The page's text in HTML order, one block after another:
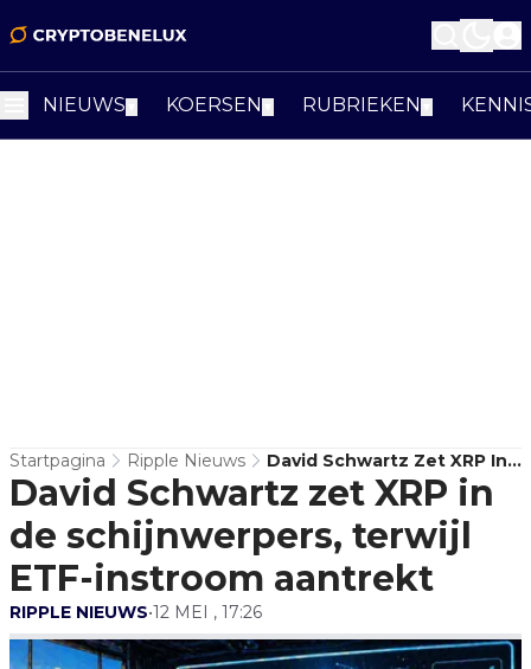
NIEUWS KOERSEN RUBRIEKEN
Startpagina Ripple Nieuws
David Schwartz Zet XRP In
De Schijnwerpers, Terwijl
ETF-Instroom Aantrekt
David Schwartz zet XRP in
de schijnwerpers, terwijl
ETF-instroom aantrekt
RIPPLE NIEUWS•12 MEI , 17:26